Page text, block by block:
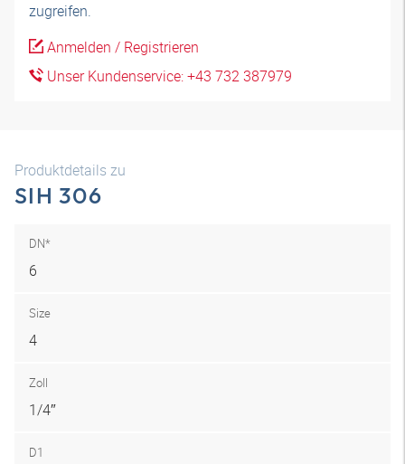
zugreifen.
Anmelden / Registrieren
Unser Kundenservice: +43 732 387979
Produktdetails zu
SIH 306
DN*
6
Size
4
Zoll
1/4″
D1